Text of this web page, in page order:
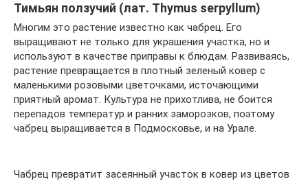
Тимьян ползучий (лат. Thymus serpyllum)
Многим это растение известно как чабрец. Его
выращивают не только для украшения участка, но и
используют в качестве приправы к блюдам. Развиваясь,
растение превращается в плотный зеленый ковер с
маленькими розовыми цветочками, источающими
приятный аромат. Культура не прихотлива, не боится
перепадов температур и ранних заморозков, поэтому
чабрец выращивается в Подмосковье, и на Урале.
Чабрец превратит засеянный участок в ковер из цветов